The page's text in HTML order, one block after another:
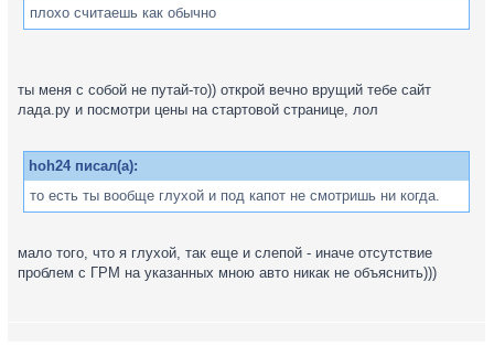
плохо считаешь как обычно
ты меня с собой не путай-то)) открой вечно врущий тебе сайт
лада.ру и посмотри цены на стартовой странице, лол
hoh24 писал(а):
то есть ты вообще глухой и под капот не смотришь ни когда.
мало того, что я глухой, так еще и слепой - иначе отсутствие
проблем с ГРМ на указанных мною авто никак не объяснить)))